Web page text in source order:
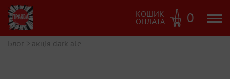
КОШИК
ОПЛАТА 0
Блог > акція dark ale